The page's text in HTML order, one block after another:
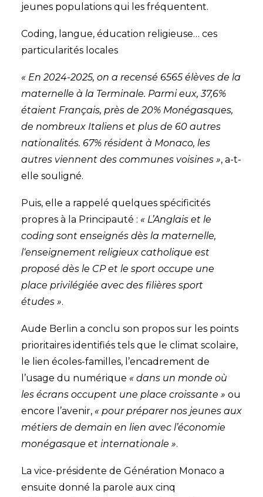
jeunes populations qui les fréquentent.
Coding, langue, éducation religieuse… ces
particularités locales
« En 2024-2025, on a recensé 6565 élèves de la
maternelle à la Terminale. Parmi eux, 37,6%
étaient Français, près de 20% Monégasques,
de nombreux Italiens et plus de 60 autres
nationalités. 67% résident à Monaco, les
autres viennent des communes voisines », a-t-
elle souligné.
Puis, elle a rappelé quelques spécificités
propres à la Principauté : « L’Anglais et le
coding sont enseignés dès la maternelle,
l‘enseignement religieux catholique est
proposé dès le CP et le sport occupe une
place privilégiée avec des filières sport
études ».
Aude Berlin a conclu son propos sur les points
prioritaires identifiés tels que le climat scolaire,
le lien écoles-familles, l’encadrement de
l’usage du numérique « dans un monde où
les écrans occupent une place croissante » ou
encore l’avenir, « pour préparer nos jeunes aux
métiers de demain en lien avec l’économie
monégasque et internationale ».
La vice-présidente de Génération Monaco a
ensuite donné la parole aux cinq